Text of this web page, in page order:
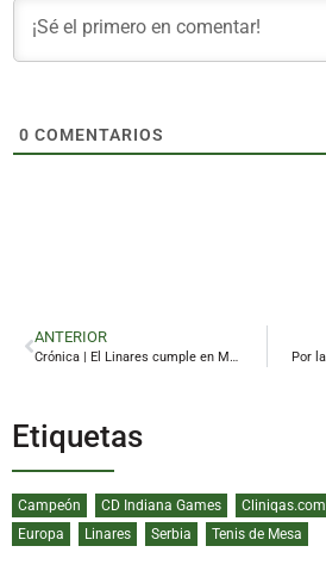
0 COMENTARIOS
ANTERIOR
Crónica | El Linares cumple en Melilla y se asegura la salvación
Etiquetas
Campeón CD Indiana Games Cliniqas.com
Europa
Linares Serbia Tenis de Mesa